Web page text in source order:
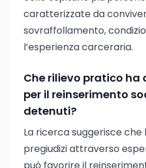
caratterizzate da
sovraffollamento,
l’esperienza carceraria.
Che rilievo pratico ha
per il reinserimento
detenuti?
La ricerca suggerisce che
pregiudizi attraverso